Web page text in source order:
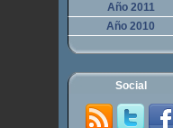
Año 2011
Año 2010
Social